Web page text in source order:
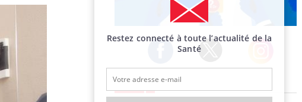
Facebook Twitter Instagram
EN DIRECT
Restez connecté à toute l’actualité de la
Santé